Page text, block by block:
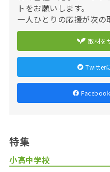
トをお願いします。
一人ひとりの応援が次の
取材を
Twitter
特集
小高中学校